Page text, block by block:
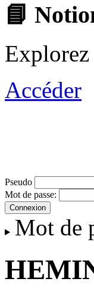
📘
Accéder
Pseudo
Mot de passe:
Mot de